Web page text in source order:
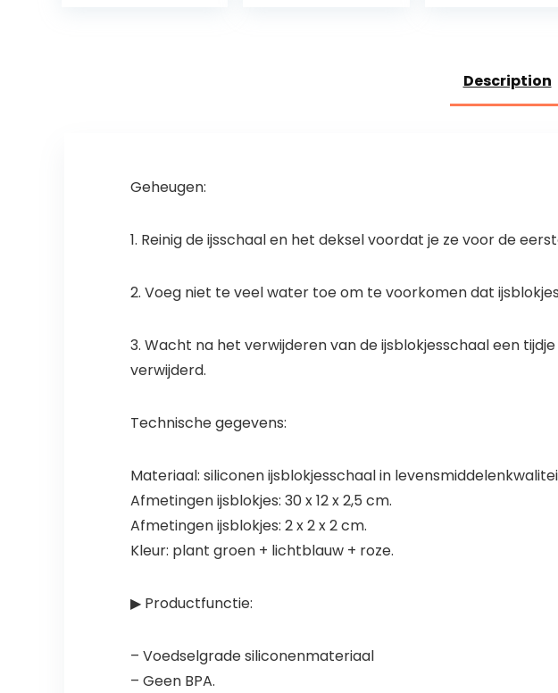
Description
Geheugen:
1. Reinig de ijsschaal en het deksel voordat je ze voor de
2. Voeg niet te veel water toe om te voorkomen dat
3. Wacht na het verwijderen van de ijsblokjesschaal een
verwijderd.
Technische gegevens:
Materiaal: siliconen ijsblokjesschaal in
Afmetingen ijsblokjes: 30 x 12 x 2,5 cm.
Afmetingen ijsblokjes: 2 x 2 x 2 cm.
Kleur: plant groen + lichtblauw + roze.
▶ Productfunctie:
– Voedselgrade siliconenmateriaal
– Geen BPA.